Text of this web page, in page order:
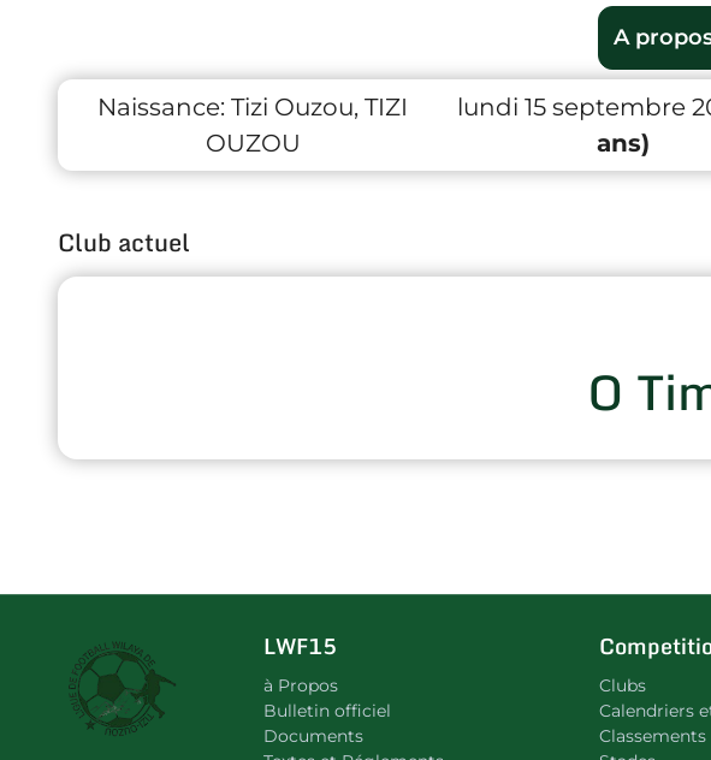
A
Naissance: Tizi Ouzou, TIZI
OUZOU
lundi 15 septembre
ans)
Club actuel
O
LWF15
à Propos
Bulletin officiel
Documents
Clubs
Calendriers
Classements